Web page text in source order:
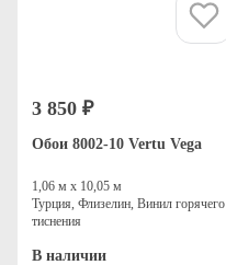
3 850 ₽
Обои 8002-10 Vertu Vega
1,06 м х 10,05 м
Турция, Флизелин, Винил горячего
тиснения
В наличии